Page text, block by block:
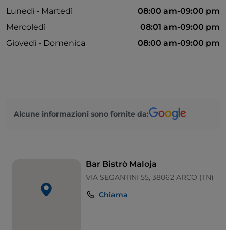
Lunedì - Martedì
08:00 am-09:00 pm
Mercoledì
08:01 am-09:00 pm
Giovedì - Domenica
08:00 am-09:00 pm
Alcune informazioni sono fornite da:
Bar Bistrò Maloja
VIA SEGANTINI 55, 38062 ARCO (TN)
Chiama